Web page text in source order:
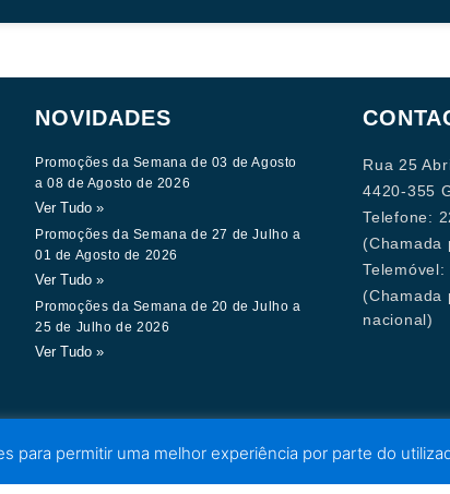
NOVIDADES
Promoções da Semana de 03 de Agosto
a 08 de Agosto de 2026
Ver Tudo »
Promoções da Semana de 27 de Julho a
01 de Agosto de 2026
Ver Tudo »
Promoções da Semana de 20 de Julho a
25 de Julho de 2026
Ver Tudo »
Rua 25
4420-355
Telefone:
(Chamada
(Chamada
nacional)
para permitir uma melhor experiência por parte do